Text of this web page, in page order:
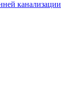
канализации